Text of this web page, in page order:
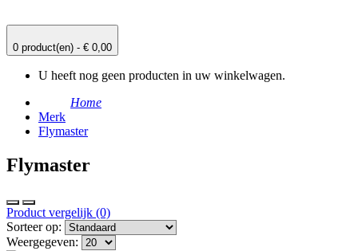
0 product(en) - € 0,00
U heeft nog geen producten in uw winkelwagen.
Home
Merk
Flymaster
Flymaster
Product vergelijk (0)
Sorteer op:
Weergegeven: